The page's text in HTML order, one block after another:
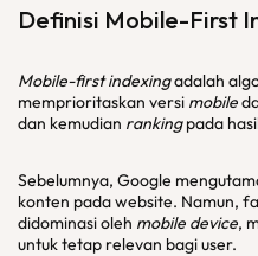
Definisi Mobile-First
Mobile-first indexingadalah
memprioritaskan versi mobile
dan kemudian rankingpada
Sebelumnya, Google
konten pada website. Namun,
didominasi oleh mobile device,
untuk tetap relevan bagi user.